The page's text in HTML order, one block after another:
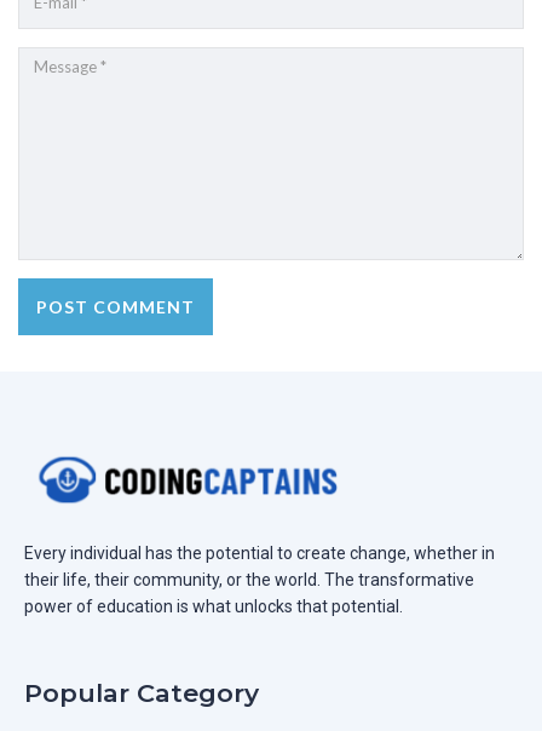
Every individual has the potential to create change, whether in
their life, their community, or the world. The transformative
power of education is what unlocks that potential.
Popular Category